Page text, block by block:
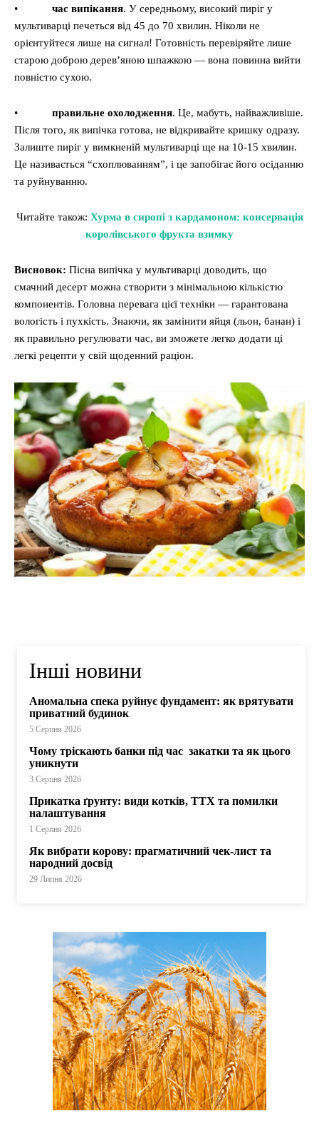
• час випікання. У середньому, високий пиріг у
мультиварці печеться від 45 до 70 хвилин. Ніколи не
орієнтуйтеся лише на сигнал! Готовність перевіряйте лише
старою доброю дерев’яною шпажкою — вона повинна вийти
повністю сухою.
• правильне охолодження. Це, мабуть, найважливіше.
Після того, як випічка готова, не відкривайте кришку одразу.
Залиште пиріг у вимкненій мультиварці ще на 10-15 хвилин.
Це називається “схоплюванням”, і це запобігає його осіданню
та руйнуванню.
Читайте також: Хурма в сиропі з кардамоном: консервація
королівського фрукта взимку
Висновок: Пісна випічка у мультиварці доводить, що
смачний десерт можна створити з мінімальною кількістю
компонентів. Головна перевага цієї техніки — гарантована
вологість і пухкість. Знаючи, як замінити яйця (льон, банан) і
як правильно регулювати час, ви зможете легко додати ці
легкі рецепти у свій щоденний раціон.
Інші новини
Аномальна спека руйнує фундамент: як врятувати
приватний будинок
5 Серпня 2026
Чому тріскають банки під час закатки та як цього
уникнути
3 Серпня 2026
Прикатка ґрунту: види котків, ТТХ та помилки
налаштування
1 Серпня 2026
Як вибрати корову: прагматичний чек-лист та
народний досвід
29 Липня 2026